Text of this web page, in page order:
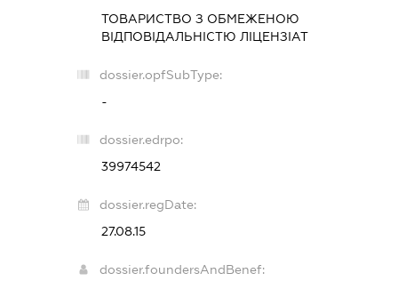
ТОВАРИСТВО З ОБМЕЖЕНОЮ
ВІДПОВІДАЛЬНІСТЮ ЛІЦЕНЗІАТ
dossier.opfSubType:
-
dossier.edrpo:
39974542
dossier.regDate:
27.08.15
dossier.foundersAndBenef: